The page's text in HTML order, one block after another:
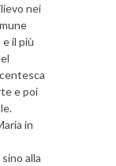
nei
il più
e poi
in
alla